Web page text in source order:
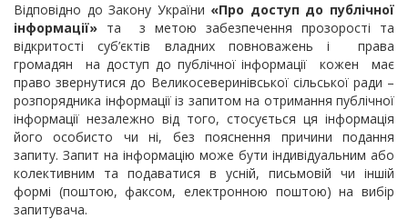
Відповідно до Закону України «Про доступ до публічної
інформації» та з метою забезпечення прозорості та
відкритості суб’єктів владних повноважень і права
громадян на доступ до публічної інформації кожен має
право звернутися до Великосеверинівської сільської ради –
розпорядника інформації із запитом на отримання публічної
інформації незалежно від того, стосується ця інформація
його особисто чи ні, без пояснення причини подання
запиту. Запит на інформацію може бути індивідуальним або
колективним та подаватися в усній, письмовій чи іншій
формі (поштою, факсом, електронною поштою) на вибір
запитувача.